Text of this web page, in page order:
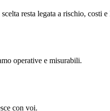
resta legata a rischio, costi
operative e misurabili.
con voi.